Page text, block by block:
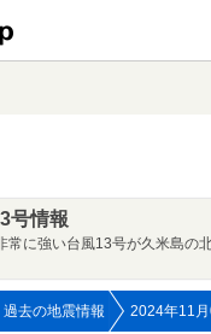
号情報
常に強い台風13号が久米島の
過去の地震情報 2024年11月